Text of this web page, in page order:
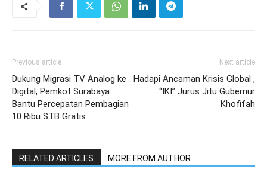
Previous article
Dukung Migrasi TV Analog ke
Digital, Pemkot Surabaya
Bantu Percepatan Pembagian
10 Ribu STB Gratis
Next article
Hadapi Ancaman Krisis Global ,
“IKI” Jurus Jitu Gubernur
Khofifah
RELATED ARTICLES MORE FROM AUTHOR